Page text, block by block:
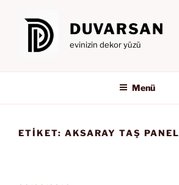
DUVARSAN
evinizin dekor yüzü
Menü
ETIKET: AKSARAY TAŞ PANEL